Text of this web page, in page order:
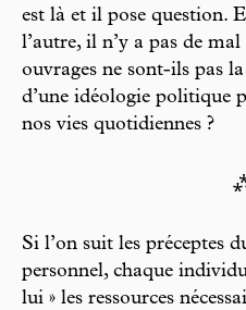
est là et il pose question.
l’autre, il n’y a pas de
ouvrages ne sont-ils pas
d’une idéologie politique
nos vies quotidiennes ?
Si l’on suit les préceptes
personnel, chaque
lui » les ressources